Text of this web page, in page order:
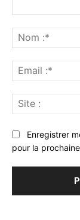
Enregistrer
pour la